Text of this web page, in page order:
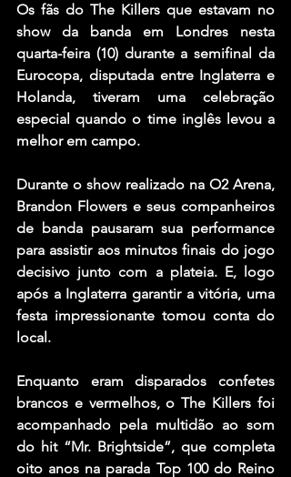
Os fãs do The Killers que estavam no
show da banda em Londres nesta
quarta-feira (10) durante a semifinal da
Eurocopa, disputada entre Inglaterra e
Holanda, tiveram uma celebração
especial quando o time inglês levou a
melhor em campo.
Brandon Flowers e seus companheiros
de banda pausaram sua performance
para assistir aos minutos finais do jogo
decisivo junto com a plateia. E, logo
após a Inglaterra garantir a vitória, uma
festa impressionante tomou conta do
local.
Enquanto eram disparados confetes
brancos e vermelhos, o The Killers foi
acompanhado pela multidão ao som
do hit “Mr. Brightside”, que completa
oito anos na parada Top 100 do Reino